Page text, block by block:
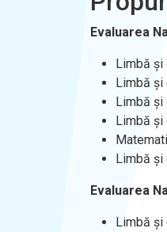
Evaluarea
Limbă și
Limbă și
Limbă și
Limbă și
Limbă și
Evaluarea
Limbă și